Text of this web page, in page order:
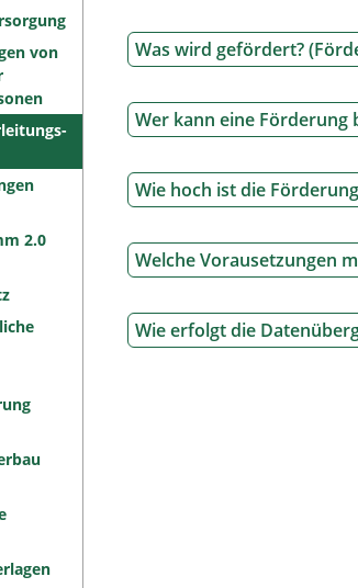
von
2.0
Was wird gefördert?
Wer kann eine Förderung
Wie hoch ist die
Welche Vorausetzungen
Wie erfolgt die